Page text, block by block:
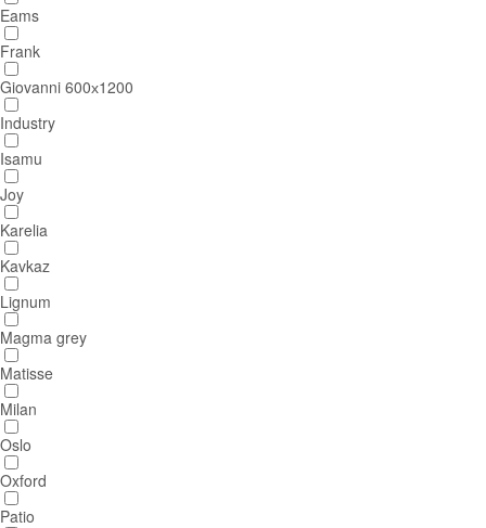
Eams
Frank
Giovanni 600х1200
Industry
Isamu
Joy
Karelia
Kavkaz
Lignum
Magma grey
Matisse
Milan
Oslo
Oxford
Patio